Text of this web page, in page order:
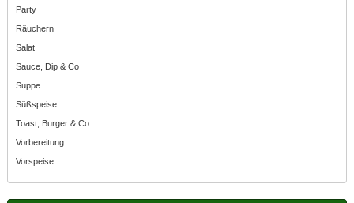
Party
Räuchern
Salat
Sauce, Dip & Co
Suppe
Süßspeise
Toast, Burger & Co
Vorbereitung
Vorspeise